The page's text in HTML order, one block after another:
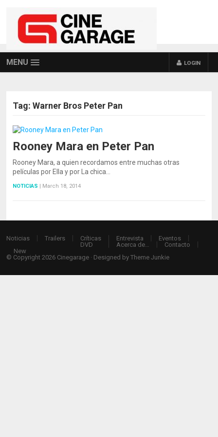
MENU LOGIN
Tag:Warner Bros Peter Pan
Rooney Mara en Peter Pan
Rooney Mara, a quien recordamos entre muchas otras
películas por Ella y por La chica…
NOTICIAS | March 18, 2014
Noticias Trailers
Críticas
DVD
Entrevista
Eventos
Acerca de…
Contacto
New
© Copyright 2026 Cinegarage · Designed byTheme Junkie